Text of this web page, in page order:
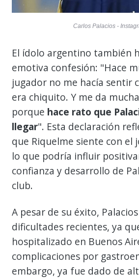
Carlos Palacios -
El ídolo argentino también
emotiva confesión: "Hace
jugador no me hacía sentir
era chiquito. Y me da
porque hace rato que
llegar". Esta declaración
que Riquelme siente con el
lo que podría influir
confianza y desarrollo de
club.
A pesar de su éxito,
dificultades recientes, ya
hospitalizado en Buenos
complicaciones por
embargo, ya fue dado de